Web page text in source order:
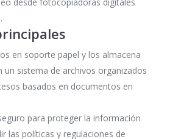
en soporte papel y los almacena
un sistema de archivos organizados
basados en documentos en
para proteger la información
las políticas y regulaciones de